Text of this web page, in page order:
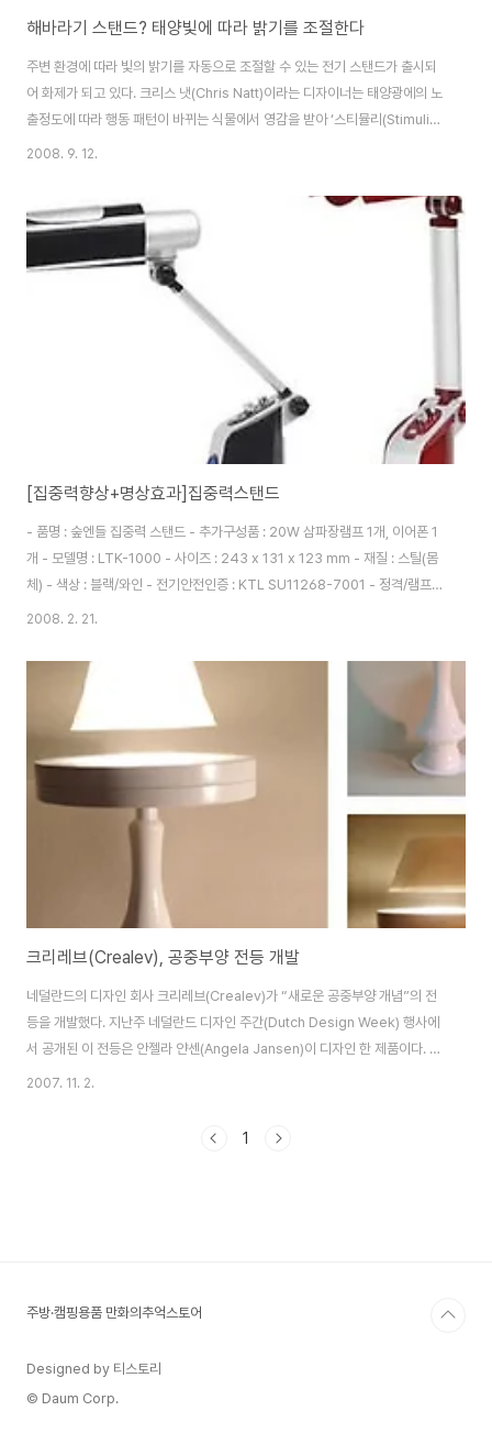
해바라기 스탠드? 태양빛에 따라 밝기를 조절한다
주변 환경에 따라 빛의 밝기를 자동으로 조절할 수 있는 전기 스탠드가 출시되
어 화제가 되고 있다. 크리스 냇(Chris Natt)이라는 디자이너는 태양광에의 노
출정도에 따라 행동 패턴이 바뀌는 식물에서 영감을 받아 ‘스티뮬리(Stimuli)
3.0’이라는 전기 스탠드를 고안하였다. 이 제품의 특징은 한 마디로 밝기를 일
싸고 있는 패널들은 창문을 통하여 들어오는 빛의 밝기와 조화를 이루어 항상
일정한 수준의 조명을 발산한다. 즉, 둥근 구체에서 자연광과 반비례하여 빛을
발산함으로써 눈에 무리가 가지 않는 정도의 빛을 계속하여 제공하는 것이다.
예를 들자면 황혼녘이 되어 자연광이 줄어들게 되면 스탠드가 자동적으로 조명
2008. 9. 12.
[집중력향상+명상효과]집중력스탠드
- 품명 : 숲엔들 집중력 스탠드 - 추가구성품 : 20W 삼파장램프 1개, 이어폰 1
개 - 모델명 : LTK-1000 - 사이즈 : 243 x 131 x 123 mm - 재질 : 스틸(몸
체) - 색상 : 블랙/와인 - 전기안전인증 : KTL SU11268-7001 - 정격/램프 :
220V , 소비전력20W,램프규격-안정기 내장형램프(EFTR 20EX-D) - 제조
2008. 2. 21.
크리레브(Crealev), 공중부양 전등 개발
네덜란드의 디자인 회사 크리레브(Crealev)가 “새로운 공중부양 개념”의 전
등을 개발했다. 지난주 네덜란드 디자인 주간(Dutch Design Week) 행사에
서 공개된 이 전등은 안젤라 얀센(Angela Jansen)이 디자인 한 제품이다. 전
력 손실이 거의 없이 우수한 안정감으로 공중 부양을 할 수 있다. 크리레브의 웹
하고 있다. 출처 Engadget [예쁜인테리어소품] - Wassup - Dancing
2007. 11. 2.
1
주방·캠핑용품 만화의추억스토어
Designed by 티스토리
© Daum Corp.